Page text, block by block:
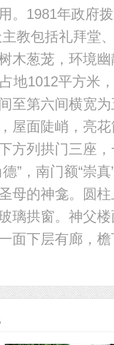
。1981年政府
教包括礼拜堂
木葱茏，环境
地1012平方米
至第六间横宽
屋面陡峭，亮
方列拱门三座
德”，南门额“崇
母的神龛。圆
璃拱窗。神父
面下层有廊，